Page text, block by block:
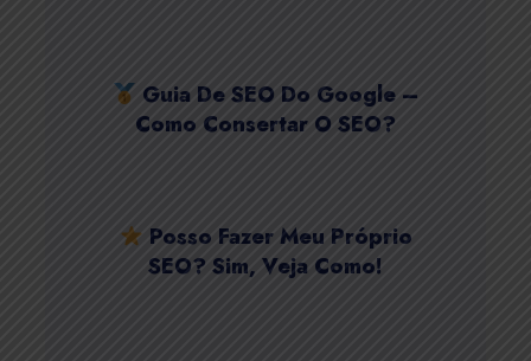
Guia De SEO Do Google –
Como Consertar O SEO?
Posso Fazer Meu Próprio
SEO? Sim, Veja Como!